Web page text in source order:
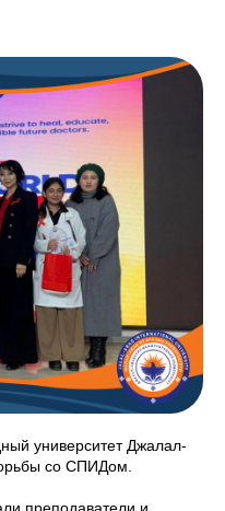
университет Джалал-
со СПИДом.
преподаватели и